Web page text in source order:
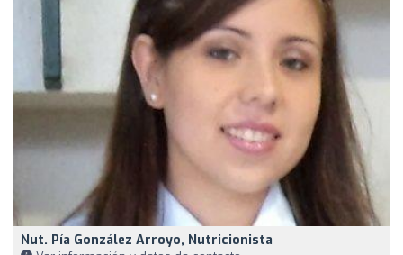
Nut. Pía González Arroyo, Nutricionista